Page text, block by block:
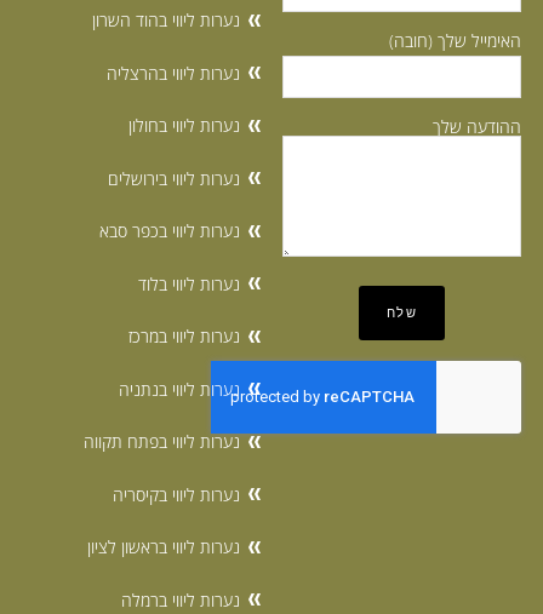
האימייל שלך (חובה)
ההודעה שלך
נערות ליווי בהוד השרון
נערות ליווי בהרצליה
נערות ליווי בחולון
נערות ליווי בירושלים
נערות ליווי בכפר סבא
נערות ליווי בלוד
נערות ליווי במרכז
נערות ליווי בנתניה
נערות ליווי בפתח תקווה
נערות ליווי בקיסריה
נערות ליווי בראשון לציון
נערות ליווי ברמלה